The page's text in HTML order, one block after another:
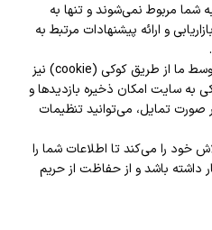
شما مربوط نمی‌شوند و تنها به
و ارائه پیشنهادات مرتبط به
.
ما از طریق کوکی
(cookie) نیز
به سایت امکان ذخیره بازدید‌ها و
صورت تمایل، می‌توانید تنظیمات
خود را می‌کند تا اطلاعات شما را
داشته باشد و از حفاظت از حریم